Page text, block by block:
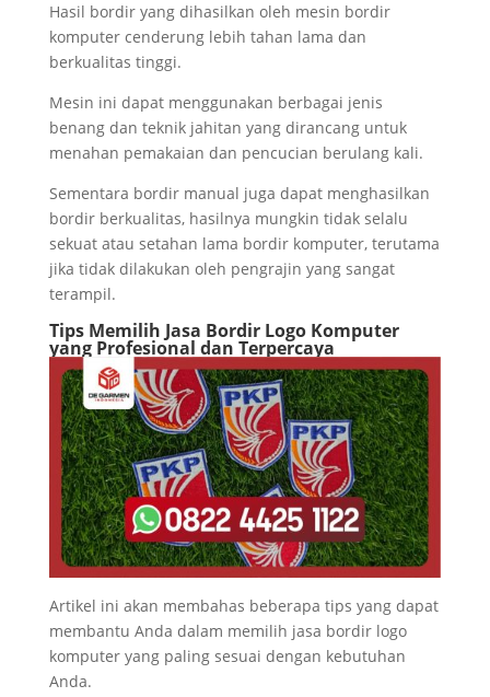
Hasil bordir yang dihasilkan oleh mesin bordir
komputer cenderung lebih tahan lama dan
berkualitas tinggi.
Mesin ini dapat menggunakan berbagai jenis
benang dan teknik jahitan yang dirancang untuk
menahan pemakaian dan pencucian berulang kali.
Sementara bordir manual juga dapat menghasilkan
bordir berkualitas, hasilnya mungkin tidak selalu
sekuat atau setahan lama bordir komputer, terutama
jika tidak dilakukan oleh pengrajin yang sangat
terampil.
Tips Memilih Jasa Bordir Logo Komputer
yang Profesional dan Terpercaya
Artikel ini akan membahas beberapa tips yang dapat
membantu Anda dalam memilih jasa bordir logo
komputer yang paling sesuai dengan kebutuhan
Anda.